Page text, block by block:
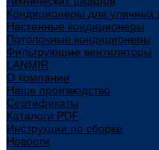
Кондиционеры для уличных
Настенные кондиционеры
Потолочные кондиционеры
Фильтрующие вентиляторы
LANMIR
О компании
Наше производство
Сертификаты
Каталоги PDF
Инструкции по сборке
Новости